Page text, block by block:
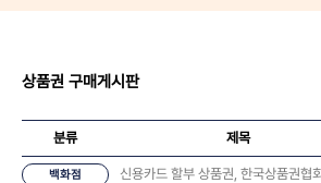
상품권 구매게시판
분류 제목
백화점